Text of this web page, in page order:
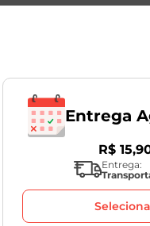
Políticas
Sobre o seu Pedido
Clique e Retire
Entrega
R$ 15,
Entrega: